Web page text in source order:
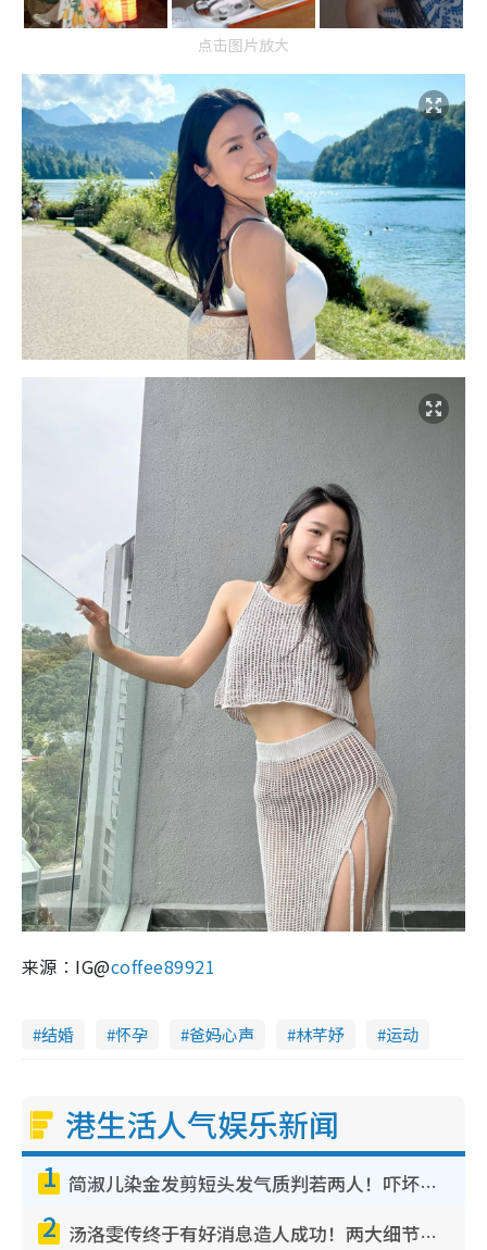
点击图片放大
来源︰IG@coffee89921
结婚 怀孕 爸妈心声 林芊妤 运动
港生活人气娱乐新闻
1 简淑儿染金发剪短头发气质判若两人！吓坏老公麦大力都认不出：“你做什么？”
2 汤洛雯传终于有好消息造人成功！两大细节曝孕味极浓引猜测：大肚婆先会咁！